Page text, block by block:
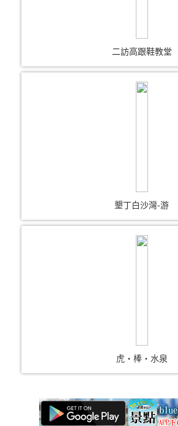
二訪高跟鞋教堂
墾丁白沙灣-游
虎‧棒‧水泉